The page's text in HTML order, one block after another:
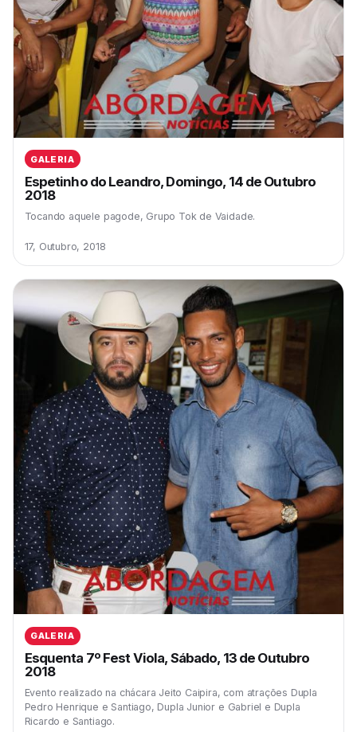
GALERIA
Espetinho do Leandro, Domingo, 14 de Outubro
2018
Tocando aquele pagode, Grupo Tok de Vaidade.
17, Outubro, 2018
GALERIA
Esquenta 7º Fest Viola, Sábado, 13 de Outubro
2018
Evento realizado na chácara Jeito Caipira, com atrações Dupla
Pedro Henrique e Santiago, Dupla Junior e Gabriel e Dupla
Ricardo e Santiago.